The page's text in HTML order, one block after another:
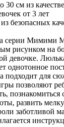
30 см из
от 3 лет
безопасных
серии
рисунком на
девочке.
однотонное
подходит для
позволяют
познакомиться
развить
заботливой